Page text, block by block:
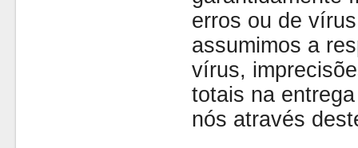
erros ou de
assumimos a
vírus,
totais na
nós através